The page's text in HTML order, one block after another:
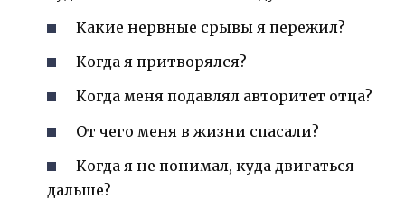
Какие нервные срывы я пережил?
Когда я притворялся?
Когда меня подавлял авторитет отца?
От чего меня в жизни спасали?
Когда я не понимал, куда двигаться
дальше?